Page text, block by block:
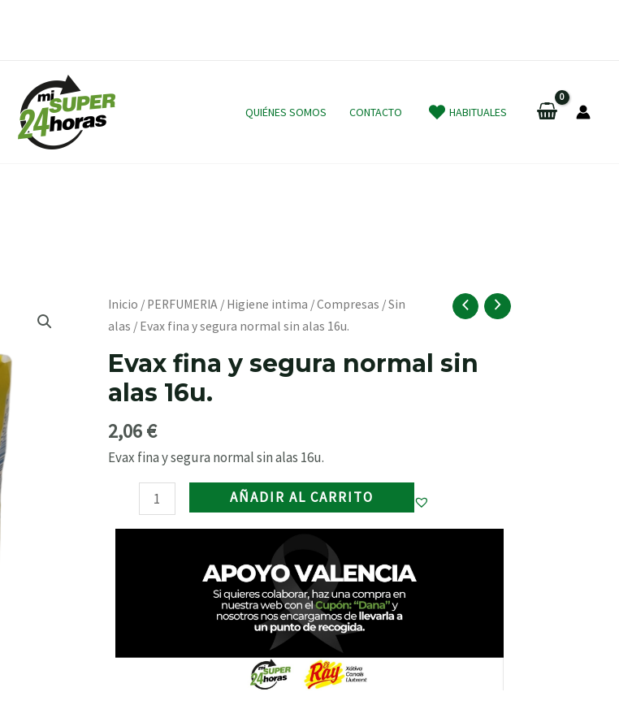
QUIÉNES SOMOS CONTACTO HABITUALES
Inicio / PERFUMERIA / Higiene intima /Compresas /Sin
alas / Evax fina y segura normal sin alas 16u.
Evax fina y segura normal sin
alas 16u.
2,06€
Evax fina y segura normal sin alas 16u.
Evax
fina
segura
normal
alas
16u.
cantidad
AÑADIR AL CARRITO